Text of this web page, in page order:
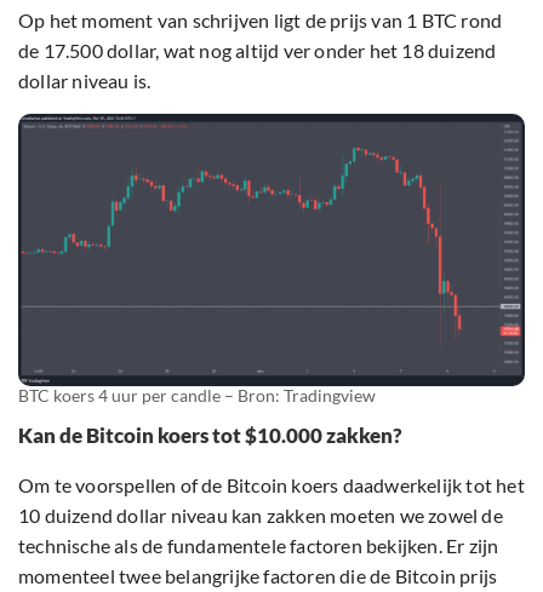
Op het moment van schrijven ligt de prijs van 1 BTC rond
de 17.500 dollar, wat nog altijd ver onder het 18 duizend
dollar niveau is.
BTC koers 4 uur per candle – Bron: Tradingview
Kan de Bitcoin koers tot $10.000 zakken?
Om te voorspellen of de Bitcoin koers daadwerkelijk tot het
10 duizend dollar niveau kan zakken moeten we zowel de
technische als de fundamentele factoren bekijken. Er zijn
momenteel twee belangrijke factoren die de Bitcoin prijs